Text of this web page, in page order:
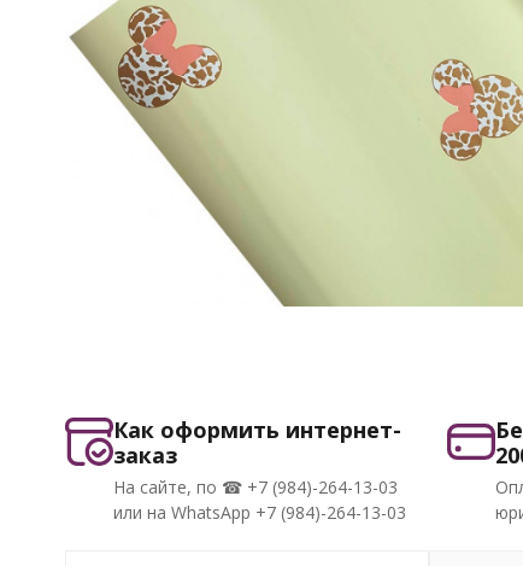
Как оформить интернет-
заказ
На сайте, по ☎ +7 (984)-264-13-03
или на WhatsApp +7 (984)-264-13-03